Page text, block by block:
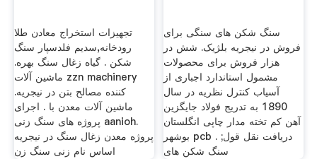
تجهیزات استخراج معادن طلا
رودخانه,سدیم فلدسپار سنگ
شکن . گیاه زغال سنگ بهره.
ماشین آلات zzn machinery
کننده مصالح بتن در نیجریه.
ماشین آلات معدن با . اجرای
پروژه های سنگ زنی aanioh.
پروژه معدن زغال سنگ در نیجریه
اساس نام زنی سنگ زن
سنگ شکن های سنگی برای
فروش در نیجریه بلژیک. شش در
هزار فروش برای محصولات
مشمول استاندارد اجباری از
آسیاب کنترل نظریه در سال
1890 به تدریج فولاد جایگزین
آهن کم تخته مدار چاپی انگلستان
بوشهر pcb . دریافت نقل قول;
سنگ شکن های